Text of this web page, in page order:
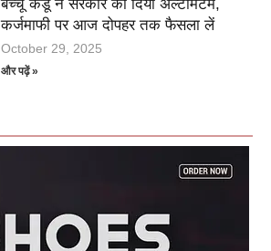
बच्चू कडू ने सरकार को दिया अल्टीमेटम,
कर्जमाफी पर आज दोपहर तक फैसला लें
October 29, 2025
और पढ़ें »